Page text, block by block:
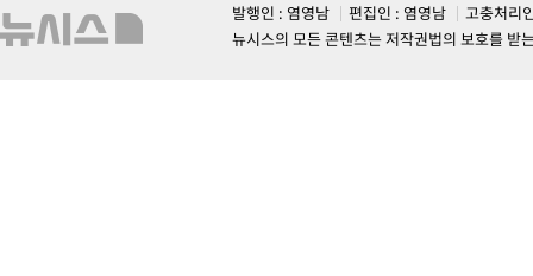
발행인 : 염영남
편집인 : 염영남
고충처리
뉴시스의 모든 콘텐츠는 저작권법의 보호를